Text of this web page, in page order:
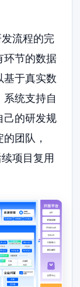
发流程的完
环节的数据
基于真实数
统支持自
己的研发规
团队，
项目复用